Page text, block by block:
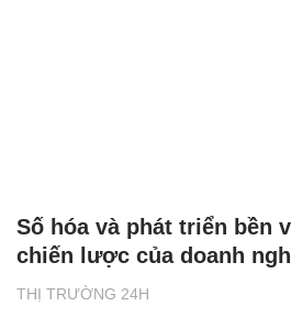
THỊ TRƯỜNG 24H
Số hóa và phát triển bền
chiến lược của doanh